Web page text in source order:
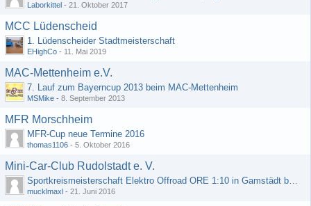
Laborkittel - 21. Oktober 2017
MCC Lüdenscheid
1. Lüdenscheider Stadtmeisterschaft
EHighCo - 11. Mai 2019
MAC-Mettenheim e.V.
7. Lauf zum Bayerncup 2013 beim MAC-Mettenheim
MSMike - 8. September 2013
MFR Morschheim
MFR-Cup neue Termine 2016
thomas1106 - 5. Oktober 2016
Mini-Car-Club Rudolstadt e. V.
Sportkreismeisterschaft Elektro Offroad ORE 1:10 in Gamstädt bei Erfurt, Outdoor mit Indoor Ausweichmöglichkeit!!!
mucklmaxl - 21. Juni 2016